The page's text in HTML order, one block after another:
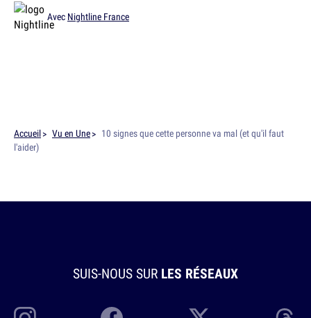
Avec Nightline France
Accueil Vu en Une
10 signes que cette personne va mal (et qu'il faut
l'aider)
SUIS-NOUS SUR LES RÉSEAUX